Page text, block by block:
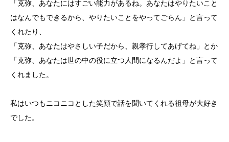
「克弥、あなたにはすごい能力があるね。あなたはやりたいこと
はなんでもできるから、やりたいことをやってごらん」と言って
くれたり、
「克弥、あなたはやさしい子だから、親孝行してあげてね」とか
「克弥、あなたは世の中の役に立つ人間になるんだよ」と言って
くれました。
私はいつもニコニコとした笑顔で話を聞いてくれる祖母が大好き
でした。